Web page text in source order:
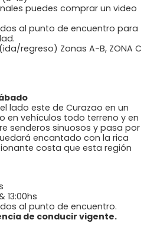
puedes comprar un video
al punto de encuentro para
regreso) Zonas A-B, ZONA C
lado este de Curazao en un
en vehículos todo terreno y en
senderos sinuosos y pasa por
encantado con la rica
costa que esta región
13:00hs
al punto de encuentro.
de conducir vigente.